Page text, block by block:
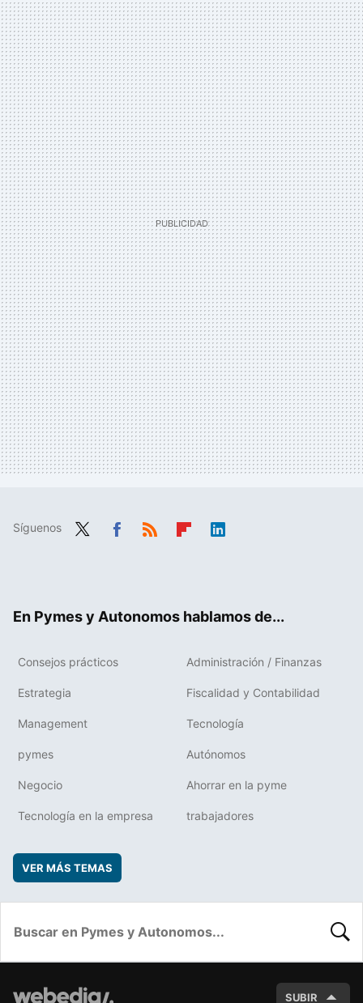
Síguenos
En Pymes y Autonomos hablamos de...
Consejos prácticos Administración / Finanzas
Estrategia Fiscalidad y Contabilidad
Management Tecnología
pymes Autónomos
Negocio Ahorrar en la pyme
Tecnología en la empresa trabajadores
VER MÁS TEMAS
SUBIR